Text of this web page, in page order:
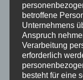
betroffene
Unternehmens
Anspruch
Verarbeitung
erforderlich
besteht für eine